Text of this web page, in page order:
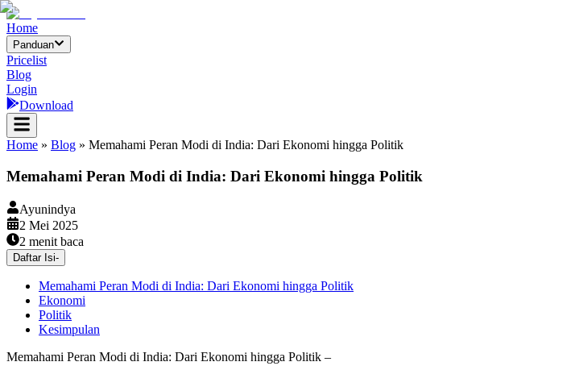
Home
Panduan
Pricelist
Blog
Login
Download
Home » Blog » Memahami Peran Modi di India: Dari Ekonomi hingga Politik
Memahami Peran Modi di India: Dari Ekonomi hingga Politik
Ayunindya
2 Mei 2025
2 menit baca
Daftar Isi-
Memahami Peran Modi di India: Dari Ekonomi hingga Politik
Ekonomi
Politik
Kesimpulan
Memahami Peran Modi di India: Dari Ekonomi hingga Politik –